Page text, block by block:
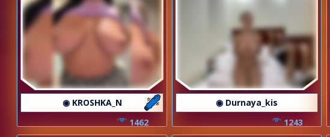
◉ KROSHKA_N
1462
◉ Durnaya_kis
1243